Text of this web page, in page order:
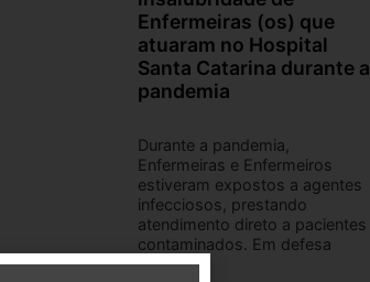
Enfermeiras (os) que
atuaram no Hospital
Santa Catarina durante a
pandemia
Durante a pandemia,
Enfermeiras e Enfermeiros
estiveram expostos a agentes
infecciosos, prestando
atendimento direto a pacientes
contaminados. Em defesa
desses ...